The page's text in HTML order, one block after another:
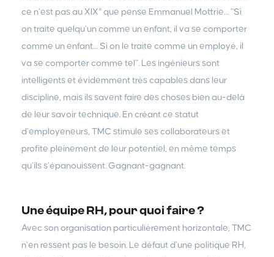
ce n’est pas au XIX° que pense Emmanuel Mottrie… “Si
on traite quelqu’un comme un enfant, il va se comporter
comme un enfant… Si on le traite comme un employé, il
va se comporter comme tel”. Les ingénieurs sont
intelligents et évidemment très capables dans leur
discipline, mais ils savent faire des choses bien au-delà
de leur savoir technique. En créant ce statut
d’employeneurs, TMC stimule ses collaborateurs et
profite pleinement de leur potentiel, en même temps
qu’ils s’épanouissent. Gagnant-gagnant.
Une équipe RH, pour quoi faire ?
Avec son organisation particulièrement horizontale, TMC
n’en ressent pas le besoin. Le défaut d’une politique RH,